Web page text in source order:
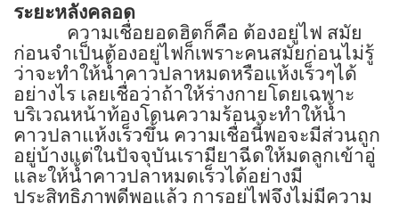
ระยะหลังคลอด
ความเชื่อยอดฮิตก็คือ ต้องอยู่ไฟ สมัย
ก่อนจำเป็นต้องอยู่ไฟก็เพราะคนสมัยก่อนไม่รู้
ว่าจะทำให้น้ำคาวปลาหมดหรือแห้งเร็วๆได้
อย่างไร เลยเชื่อว่าถ้าให้ร่างกายโดยเฉพาะ
บริเวณหน้าท้องโดนความร้อนจะทำให้น้ำ
คาวปลาแห้งเร็วขึ้น ความเชื่อนี้พอจะมีส่วนถูก
อยู่บ้างแต่ในปัจจุบันเรามียาฉีดให้มดลูกเข้าอู่
และให้น้ำคาวปลาหมดเร็วได้อย่างมี
ประสิทธิภาพดีพอแล้ว การอยู่ไฟจึงไม่มีความ